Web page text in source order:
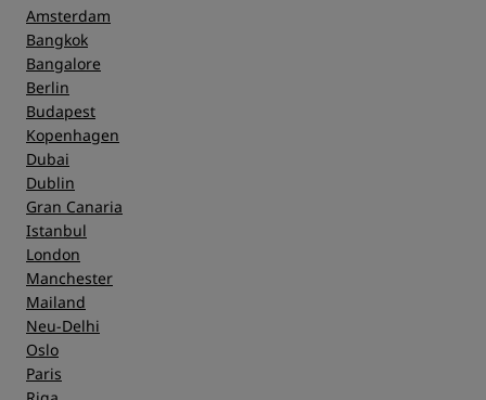
Amsterdam
Bangkok
Bangalore
Berlin
Budapest
Kopenhagen
Dubai
Dublin
Gran Canaria
Istanbul
London
Manchester
Mailand
Neu-Delhi
Oslo
Paris